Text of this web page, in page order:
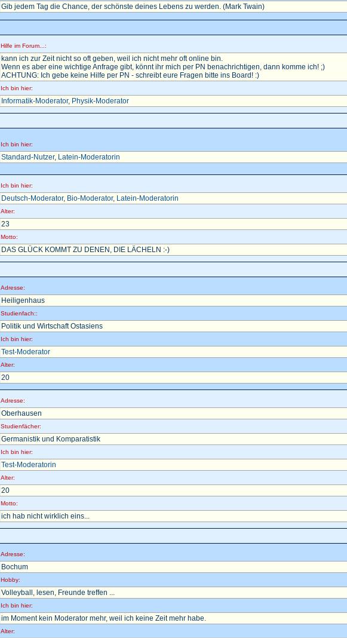
Gib jedem Tag die Chance, der schönste deines Lebens zu werden. (Mark Twain)
Hilfe im Forum...:
kann ich zur Zeit nicht so oft geben, weil ich nicht mehr oft online bin.
Wenn es aber eine wichtige Anfrage gibt, könnt ihr mich per PN benachrichtigen, dann komme ich! ;)
ACHTUNG: Ich gebe keine Hilfe per PN - schreibt eure Fragen bitte ins Board! :)
Ich bin hier:
Informatik-Moderator, Physik-Moderator
Ich bin hier:
Standard-Nutzer, Latein-Moderatorin
Ich bin hier:
Deutsch-Moderator, Bio-Moderator, Latein-Moderatorin
Alter:
23
Motto:
DAS GLÜCK KOMMT ZU DENEN, DIE LÄCHELN :-)
Adresse:
Heiligenhaus
Studienfach::
Politik und Wirtschaft Ostasiens
Ich bin hier:
Test-Moderator
Alter:
20
Adresse:
Oberhausen
Studienfächer:
Germanistik und Komparatistik
Ich bin hier:
Test-Moderatorin
Alter:
20
Motto:
ich hab nicht wirklich eins...
Adresse:
Bochum
Hobby:
Volleyball, lesen, Freunde treffen ...
Ich bin hier:
im Moment kein Moderator mehr, weil ich keine Zeit mehr habe.
Alter: